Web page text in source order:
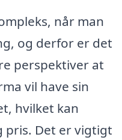
når man
og derfor er det
perspektiver at
vil have sin
hvilket kan
pris. Det er vigtigt